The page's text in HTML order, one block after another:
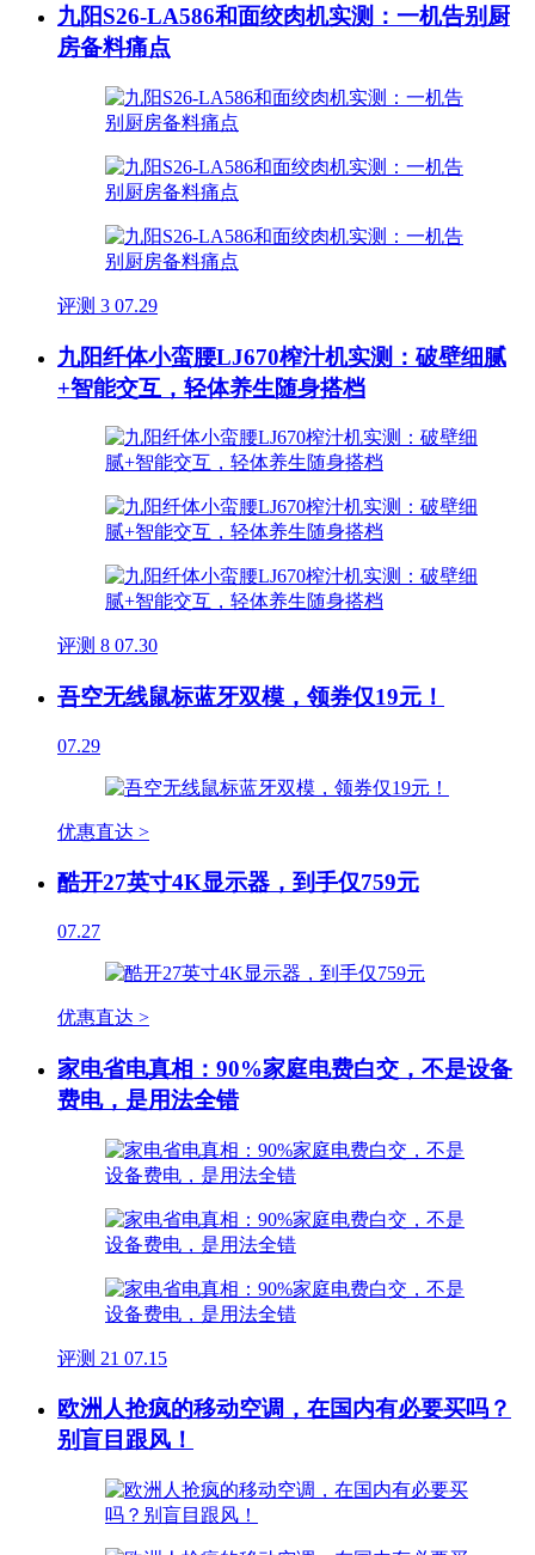
九阳S26-LA586和面绞肉机实测：一机告别厨
房备料痛点
评测 3 07.29
九阳纤体小蛮腰LJ670榨汁机实测：破壁细腻
+智能交互，轻体养生随身搭档
评测 8 07.30
吾空无线鼠标蓝牙双模，领券仅19元！
07.29
优惠直达 >
酷开27英寸4K显示器，到手仅759元
07.27
优惠直达 >
家电省电真相：90%家庭电费白交，不是设备
费电，是用法全错
评测 21 07.15
欧洲人抢疯的移动空调，在国内有必要买吗？
别盲目跟风！